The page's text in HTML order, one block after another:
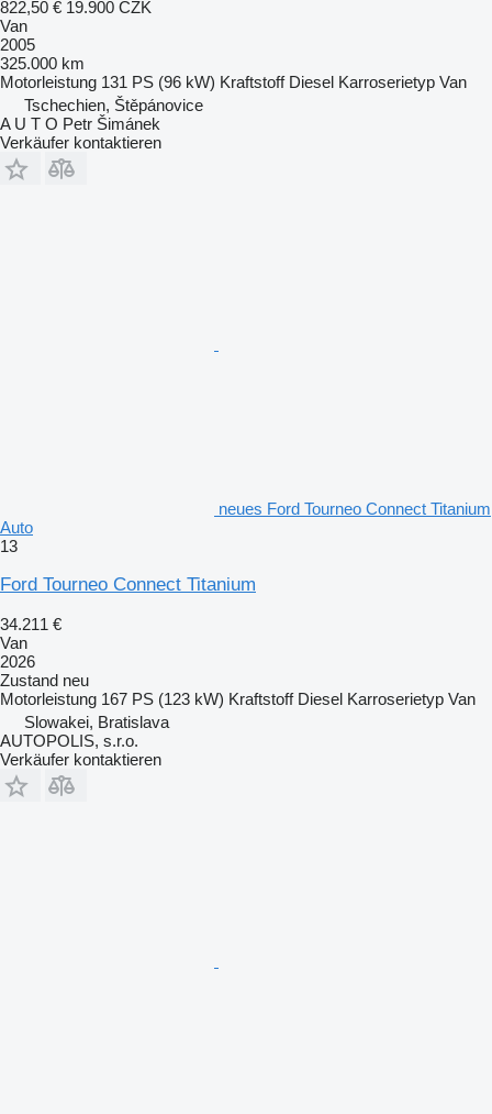
822,50 € 19.900 CZK
Van
2005
325.000 km
Motorleistung 131 PS (96 kW) Kraftstoff Diesel Karroserietyp Van
Tschechien, Štěpánovice
A U T O Petr Šimánek
Verkäufer kontaktieren
neues Ford Tourneo Connect Titanium
Auto
13
Ford Tourneo Connect Titanium
34.211 €
Van
2026
Zustand neu
Motorleistung 167 PS (123 kW) Kraftstoff Diesel Karroserietyp Van
Slowakei, Bratislava
AUTOPOLIS, s.r.o.
Verkäufer kontaktieren